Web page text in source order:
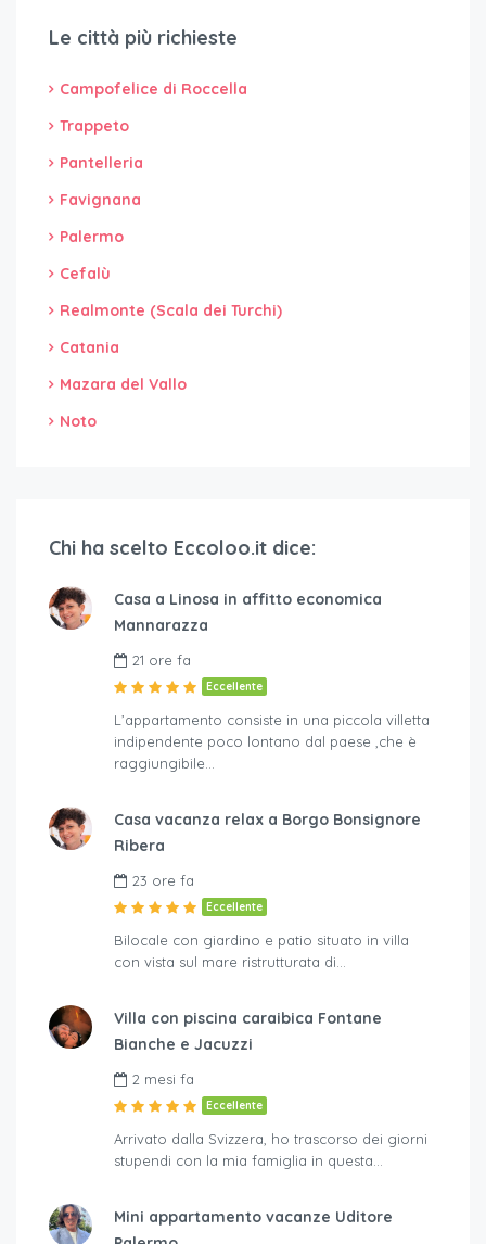
Le città più richieste
Campofelice di Roccella
Trappeto
Pantelleria
Favignana
Palermo
Cefalù
Realmonte (Scala dei Turchi)
Catania
Mazara del Vallo
Noto
Chi ha scelto Eccoloo.it dice:
Casa a Linosa in affitto economica
Mannarazza
21 ore fa
Eccellente
L’appartamento consiste in una piccola villetta
indipendente poco lontano dal paese ,che è
raggiungibile…
Casa vacanza relax a Borgo Bonsignore
Ribera
23 ore fa
Eccellente
Bilocale con giardino e patio situato in villa
con vista sul mare ristrutturata di…
Villa con piscina caraibica Fontane
Bianche e Jacuzzi
2 mesi fa
Eccellente
Arrivato dalla Svizzera, ho trascorso dei giorni
stupendi con la mia famiglia in questa…
Mini appartamento vacanze Uditore